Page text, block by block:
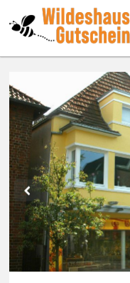
essential, while others help
experience. Personal data
personalized ads and
find more information
declaration. You can revoke
Settings.